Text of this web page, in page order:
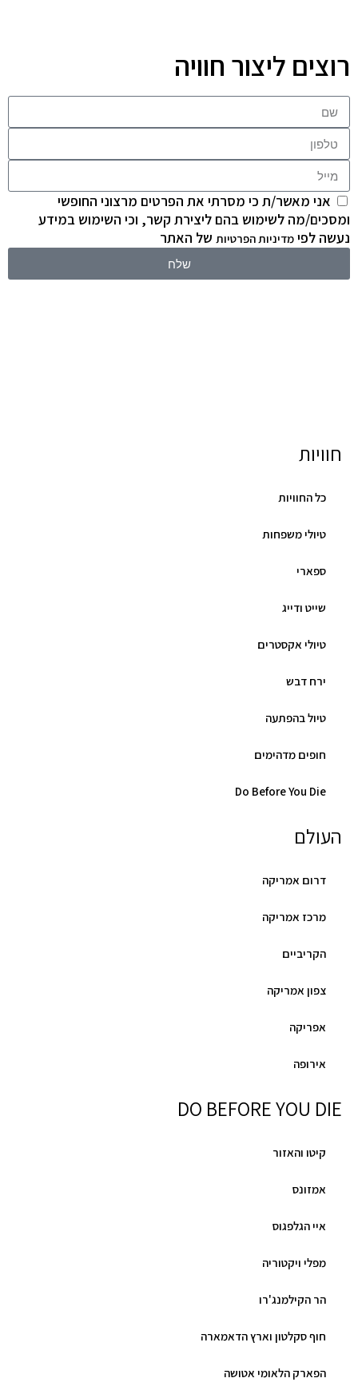
רוצים ליצור חוויה
אני מאשר/ת כי מסרתי את הפרטים מרצוני החופשי
ומסכים/מה לשימוש בהם ליצירת קשר, וכי השימוש במידע
נעשה לפי מדיניות הפרטיות של האתר
שלח
חוויות
כל החוויות
טיולי משפחות
ספארי
שייט ודייג
טיולי אקסטרים
ירח דבש
טיול בהפתעה
חופים מדהימים
Do Before You Die
העולם
דרום אמריקה
מרכז אמריקה
הקריביים
צפון אמריקה
אפריקה
אירופה
DO BEFORE YOU DIE
קיטו והאזור
אמזונס
איי הגלפגוס
מפלי ויקטוריה
הר הקילמנג'רו
חוף סקלטון וארץ הדאמארה
הפארק הלאומי אטושה